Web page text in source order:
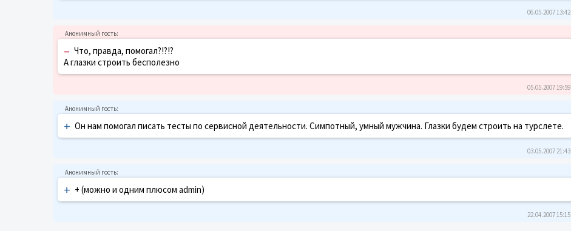
06.05.2007 13:42
– Что, правда, помогал?!?!?
А глазки строить бесполезно
05.05.2007 19:59
+ Он нам помогал писать тесты по сервисной деятельности. Симпотный, умный мужчина. Глазки будем строить на турслете.
03.05.2007 21:43
+ + (можно и одним плюсом admin)
22.04.2007 15:15